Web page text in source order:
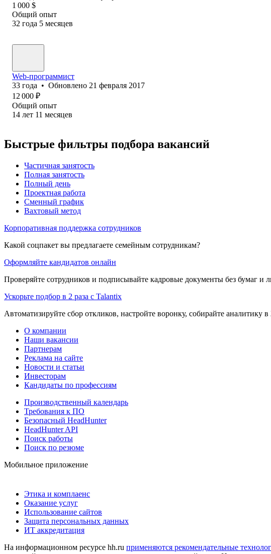
1 000 $
Общий опыт
32 года 5 месяцев
Web-программист
33 года • Обновлено 21 февраля 2017
12 000 ₽
Общий опыт
14 лет 11 месяцев
Быстрые фильтры подбора вакансий
Частичная занятость
Полная занятость
Полный день
Проектная работа
Сменный график
Вахтовый метод
Корпоративная поддержка сотрудников
Какой соцпакет вы предлагаете семейным сотрудникам?
Оформляйте кандидатов онлайн
Проверяйте сотрудников и подписывайте кадровые документы без бумаг и
Ускорьте подбор в 2 раза с Talantix
Автоматизируйте сбор откликов, настройте воронку, собирайте аналитику в
О компании
Наши вакансии
Партнерам
Реклама на сайте
Новости и статьи
Инвесторам
Кандидаты по профессиям
Производственный календарь
Требования к ПО
Безопасный HeadHunter
HeadHunter API
Поиск работы
Поиск по резюме
Мобильное приложение
Этика и комплаенс
Оказание услуг
Использование сайтов
Защита персональных данных
ИТ аккредитация
На информационном ресурсе hh.ru применяются рекомендательные